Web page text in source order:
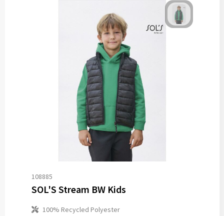
108885
SOL'S Stream BW Kids
100% Recycled Polyester